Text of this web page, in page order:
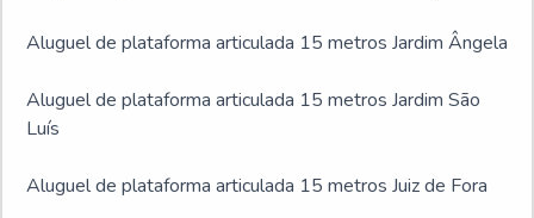
Aluguel de plataforma articulada 15 metros Jardim Ângela
Aluguel de plataforma articulada 15 metros Jardim São
Luís
Aluguel de plataforma articulada 15 metros Juiz de Fora